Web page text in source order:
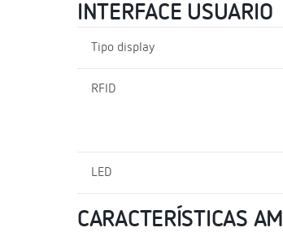
INTERFACE USUARIO
Tipo display
RFID
LED
CARACTERÍSTICAS